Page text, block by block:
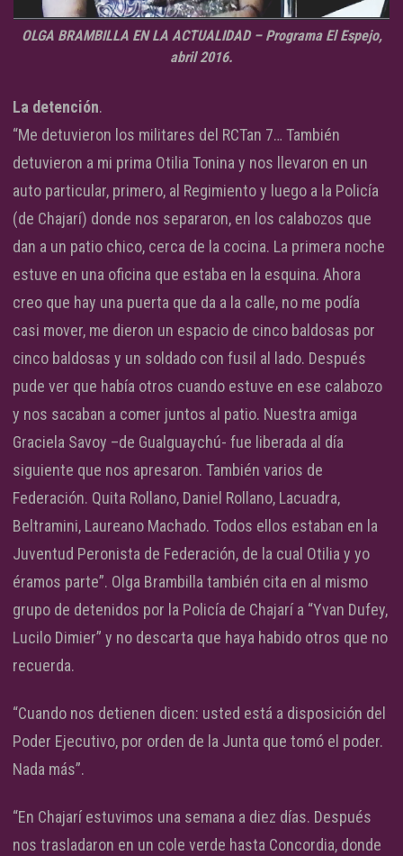
OLGA BRAMBILLA EN LA ACTUALIDAD – Programa El Espejo,
abril 2016.
La detención.
“Me detuvieron los militares del RCTan 7… También
detuvieron a mi prima Otilia Tonina y nos llevaron en un
auto particular, primero, al Regimiento y luego a la Policía
(de Chajarí) donde nos separaron, en los calabozos que
dan a un patio chico, cerca de la cocina. La primera noche
estuve en una oficina que estaba en la esquina. Ahora
creo que hay una puerta que da a la calle, no me podía
casi mover, me dieron un espacio de cinco baldosas por
cinco baldosas y un soldado con fusil al lado. Después
pude ver que había otros cuando estuve en ese calabozo
y nos sacaban a comer juntos al patio. Nuestra amiga
Graciela Savoy –de Gualguaychú- fue liberada al día
siguiente que nos apresaron. También varios de
Federación. Quita Rollano, Daniel Rollano, Lacuadra,
Beltramini, Laureano Machado. Todos ellos estaban en la
Juventud Peronista de Federación, de la cual Otilia y yo
éramos parte”. Olga Brambilla también cita en al mismo
grupo de detenidos por la Policía de Chajarí a “Yvan Dufey,
Lucilo Dimier” y no descarta que haya habido otros que no
recuerda.
“Cuando nos detienen dicen: usted está a disposición del
Poder Ejecutivo, por orden de la Junta que tomó el poder.
Nada más”.
“En Chajarí estuvimos una semana a diez días. Después
nos trasladaron en un cole verde hasta Concordia, donde